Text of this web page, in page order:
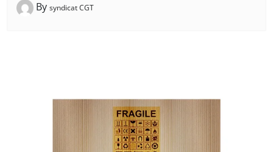
By syndicat CGT